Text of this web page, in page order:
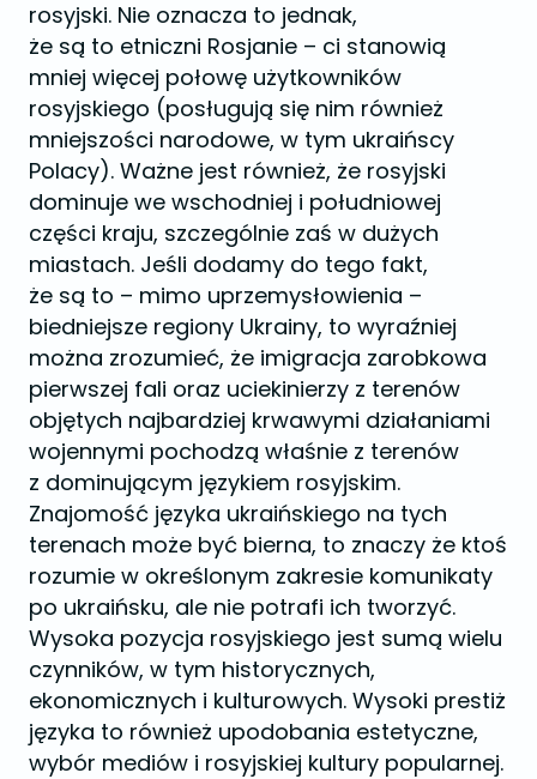
rosyjski. Nie oznacza to jednak,
że są to etniczni Rosjanie – ci stanowią
mniej więcej połowę użytkowników
rosyjskiego (posługują się nim również
mniejszości narodowe, w tym ukraińscy
Polacy). Ważne jest również, że rosyjski
dominuje we wschodniej i południowej
części kraju, szczególnie zaś w dużych
miastach. Jeśli dodamy do tego fakt,
że są to – mimo uprzemysłowienia –
biedniejsze regiony Ukrainy, to wyraźniej
można zrozumieć, że imigracja zarobkowa
pierwszej fali oraz uciekinierzy z terenów
objętych najbardziej krwawymi działaniami
wojennymi pochodzą właśnie z terenów
z dominującym językiem rosyjskim.
Znajomość języka ukraińskiego na tych
terenach może być bierna, to znaczy że ktoś
rozumie w określonym zakresie komunikaty
po ukraińsku, ale nie potrafi ich tworzyć.
Wysoka pozycja rosyjskiego jest sumą wielu
czynników, w tym historycznych,
ekonomicznych i kulturowych. Wysoki prestiż
języka to również upodobania estetyczne,
wybór mediów i rosyjskiej kultury popularnej.